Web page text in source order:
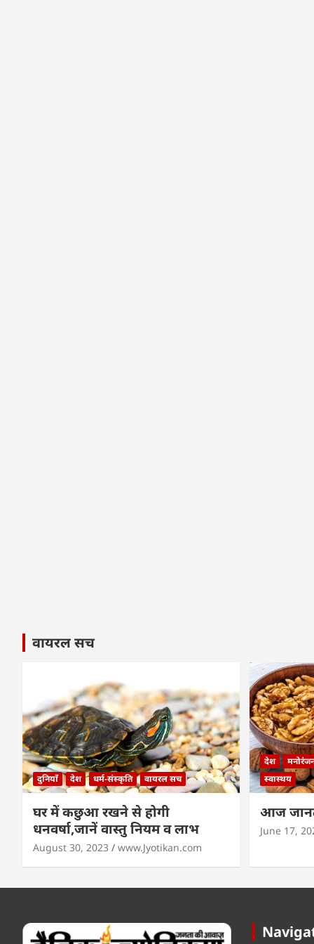
वायरल सच
दुनियाँ देश धर्म-संस्कृति वायरल सच
घर में कछुआ रखने से होगी
धनवर्षा,जानें वास्तु नियम व लाभ
August 30, 2023 www.Jyotikan.com
देश
स्वास्थय
आज
June 17,